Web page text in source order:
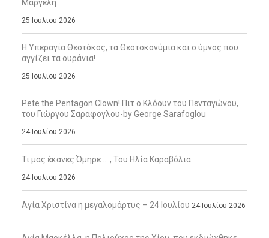
Μαργέλη
25 Ιουλίου 2026
Η Υπεραγία Θεοτόκος, τα Θεοτοκονύμια και ο ύμνος που
αγγίζει τα ουράνια!
25 Ιουλίου 2026
Pete the Pentagon Clown! Πιτ ο Κλόουν του Πενταγώνου,
του Γιώργου Σαράφογλου-by George Sarafoglou
24 Ιουλίου 2026
Τι μας έκανες Όμηρε … , Του Ηλία Καραβόλια
24 Ιουλίου 2026
Αγία Χριστίνα η μεγαλομάρτυς – 24 Ιουλίου 24 Ιουλίου 2026